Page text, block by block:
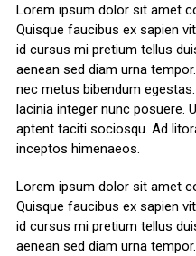
Lorem ipsum dolor sit amet
Quisque faucibus ex sapien
id cursus mi pretium tellus
aenean sed diam urna
nec metus bibendum
lacinia integer nunc posuere.
aptent taciti sociosqu. Ad
inceptos himenaeos.
Lorem ipsum dolor sit amet
Quisque faucibus ex sapien
id cursus mi pretium tellus
aenean sed diam urna